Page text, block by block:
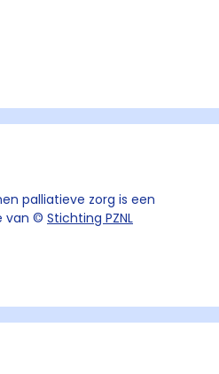
palliatieve zorg is een
van © Stichting PZNL